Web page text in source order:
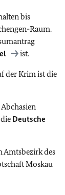
bis
Raum.
ist.
der Krim ist die
Deutsche
Amtsbezirk des
Moskau